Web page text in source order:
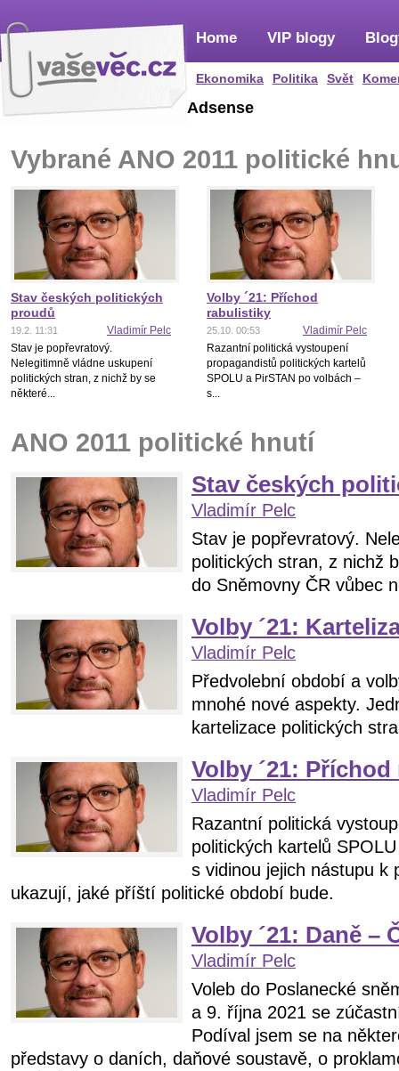
Home
Ekonomika Politika Svět
VIP blogy
Adsense
Vybrané ANO 2011 politické
Stav českých politických
proudů
19.2. 11:31
Vladimír Pelc
Stav je popřevratový.
Nelegitimně vládne uskupení
politických stran, z nichž by se
některé...
Volby ´21: Příchod
rabulistiky
25.10. 00:53
Vladimír Pelc
Razantní politická vystoupení
propagandistů politických kartelů
SPOLU a PirSTAN po volbách –
s...
ANO 2011 politické hnutí
Stav českých
Vladimír Pelc
Stav je popřevratový.
politických stran, z nichž
do Sněmovny ČR vůbec
Volby ´21:
Vladimír Pelc
Předvolební období a
mnohé nové aspekty.
kartelizace politických
Volby ´21:
Vladimír Pelc
Razantní politická
politických kartelů
s vidinou jejich nástupu k
ukazují, jaké příští politické období bude.
Volby ´21: Daně –
Vladimír Pelc
Voleb do Poslanecké
a 9. října 2021 se
Podíval jsem se na
představy o daních, daňové soustavě, o